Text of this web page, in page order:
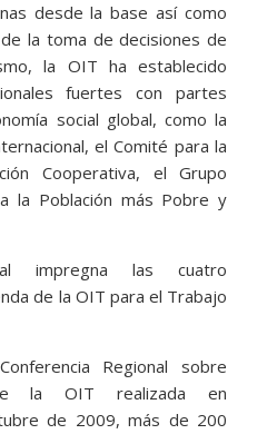
desde la base así como
la toma de decisiones de
la OIT ha establecido
fuertes con partes
social global, como la
el Comité para la
Cooperativa, el Grupo
la Población más Pobre y
impregna las cuatro
de la OIT para el Trabajo
Regional sobre
la OIT realizada en
de 2009, más de 200